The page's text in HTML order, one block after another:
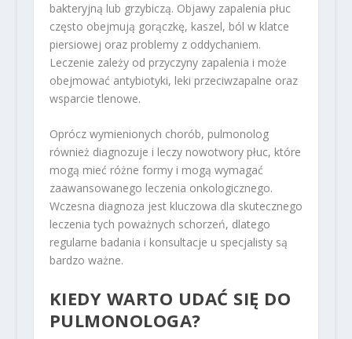
bakteryjną lub grzybiczą. Objawy zapalenia płuc
często obejmują gorączkę, kaszel, ból w klatce
piersiowej oraz problemy z oddychaniem.
Leczenie zależy od przyczyny zapalenia i może
obejmować antybiotyki, leki przeciwzapalne oraz
wsparcie tlenowe.
Oprócz wymienionych chorób, pulmonolog
również diagnozuje i leczy nowotwory płuc, które
mogą mieć różne formy i mogą wymagać
zaawansowanego leczenia onkologicznego.
Wczesna diagnoza jest kluczowa dla skutecznego
leczenia tych poważnych schorzeń, dlatego
regularne badania i konsultacje u specjalisty są
bardzo ważne.
KIEDY WARTO UDAĆ SIĘ DO
PULMONOLOGA?